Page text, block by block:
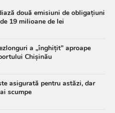
două emisiuni de obligațiuni
de 19 milioane de lei
a „înghițit” aproape
Chișinău
asigurată pentru astăzi, dar
scumpe